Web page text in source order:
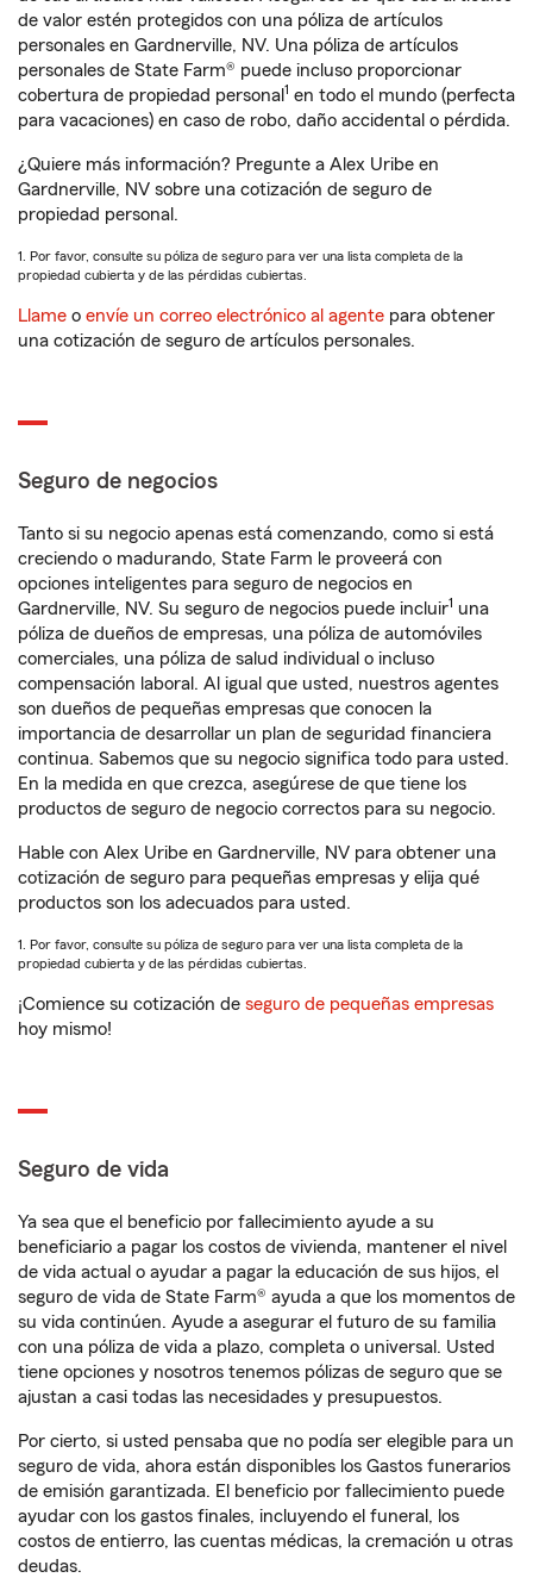
de valor estén protegidos con una póliza de artículos
personales en Gardnerville, NV. Una póliza de artículos
personales de State Farm® puede incluso proporcionar
cobertura de propiedad personal 1 en todo el mundo (perfecta
para vacaciones) en caso de robo, daño accidental o pérdida.
¿Quiere más información? Pregunte a Alex Uribe en
Gardnerville, NV sobre una cotización de seguro de
propiedad personal.
1. Por favor, consulte su póliza de seguro para ver una lista completa de la
propiedad cubierta y de las pérdidas cubiertas.
Llame o envíe un correo electrónico al agente para obtener
una cotización de seguro de artículos personales.
Seguro de negocios
Tanto si su negocio apenas está comenzando, como si está
creciendo o madurando, State Farm le proveerá con
opciones inteligentes para seguro de negocios en
Gardnerville, NV. Su seguro de negocios puede incluir1 una
póliza de dueños de empresas, una póliza de automóviles
comerciales, una póliza de salud individual o incluso
compensación laboral. Al igual que usted, nuestros agentes
son dueños de pequeñas empresas que conocen la
importancia de desarrollar un plan de seguridad financiera
continua. Sabemos que su negocio significa todo para usted.
En la medida en que crezca, asegúrese de que tiene los
productos de seguro de negocio correctos para su negocio.
Hable con Alex Uribe en Gardnerville, NV para obtener una
cotización de seguro para pequeñas empresas y elija qué
productos son los adecuados para usted.
1. Por favor, consulte su póliza de seguro para ver una lista completa de la
propiedad cubierta y de las pérdidas cubiertas.
¡Comience su cotización de seguro de pequeñas empresas
hoy mismo!
Seguro de vida
Ya sea que el beneficio por fallecimiento ayude a su
beneficiario a pagar los costos de vivienda, mantener el nivel
de vida actual o ayudar a pagar la educación de sus hijos, el
seguro de vida de State Farm® ayuda a que los momentos de
su vida continúen. Ayude a asegurar el futuro de su familia
con una póliza de vida a plazo, completa o universal. Usted
tiene opciones y nosotros tenemos pólizas de seguro que se
ajustan a casi todas las necesidades y presupuestos.
Por cierto, si usted pensaba que no podía ser elegible para un
seguro de vida, ahora están disponibles los Gastos funerarios
de emisión garantizada. El beneficio por fallecimiento puede
ayudar con los gastos finales, incluyendo el funeral, los
costos de entierro, las cuentas médicas, la cremación u otras
deudas.